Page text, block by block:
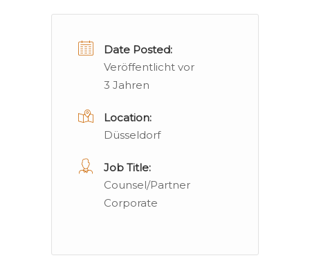
Date Posted:
Veröffentlicht vor
3 Jahren
Location:
Düsseldorf
Job Title:
Counsel/Partner
Corporate